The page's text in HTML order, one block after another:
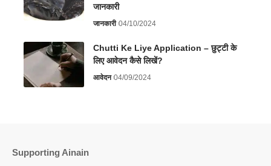
जानकारी
जानकारी 04/10/2024
Chutti Ke Liye Application – छुट्टी के
लिए आवेदन कैसे लिखें?
आवेदन 04/09/2024
Supporting Ainain